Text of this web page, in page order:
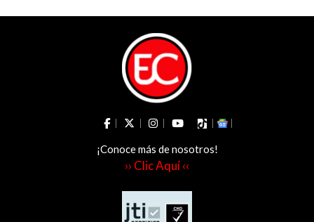
¡Conoce más de nosotros!
›› Clic Aquí ‹‹